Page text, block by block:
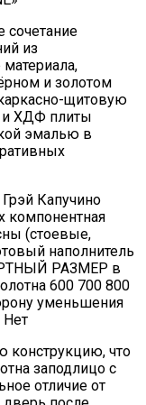
сочетание
из
и золотом
щитовую
и ХДФ плиты
эмалью в
Капучино
компонентная
(стоевые,
наполнитель
РАЗМЕР в
600 700 800
уменьшения
Нет
конструкцию, что
заподлицо с
отличие от